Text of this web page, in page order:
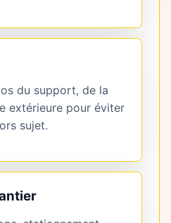
du support, de la
extérieure pour éviter
sujet.